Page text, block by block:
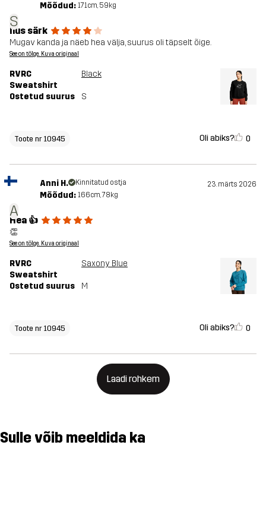
S
Mõõdud: 171cm, 59kg
Ilus särk
Mugav kanda ja näeb hea välja, suurus oli täpselt õige.
See on tõlge. Kuva originaal
RVRC
Sweatshirt
Black
Ostetud suurus S
Toote nr 10945 Oli abiks? 0
A
Anni H. Kinnitatud ostja 23. märts 2026
Mõõdud: 166cm, 78kg
Hea 👍
👏
See on tõlge. Kuva originaal
RVRC
Sweatshirt
Saxony Blue
Ostetud suurus M
Toote nr 10945 Oli abiks? 0
Laadi rohkem
Sulle võib meeldida ka